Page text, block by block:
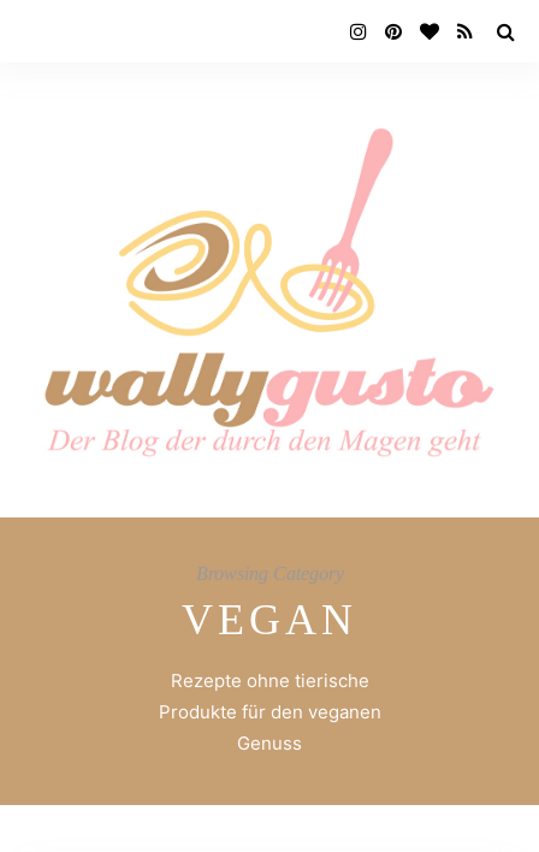
Browsing Category
VEGAN
Rezepte ohne tierische
Produkte für den veganen
Genuss